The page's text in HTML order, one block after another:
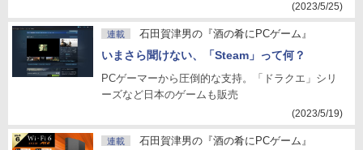
(2023/5/25)
連載 石田賀津男の『酒の肴にPCゲーム』
いまさら聞けない、「Steam」って何？
PCゲーマーから圧倒的な支持。「ドラクエ」シリ
ーズなど日本のゲームも販売
(2023/5/19)
連載 石田賀津男の『酒の肴にPCゲーム』